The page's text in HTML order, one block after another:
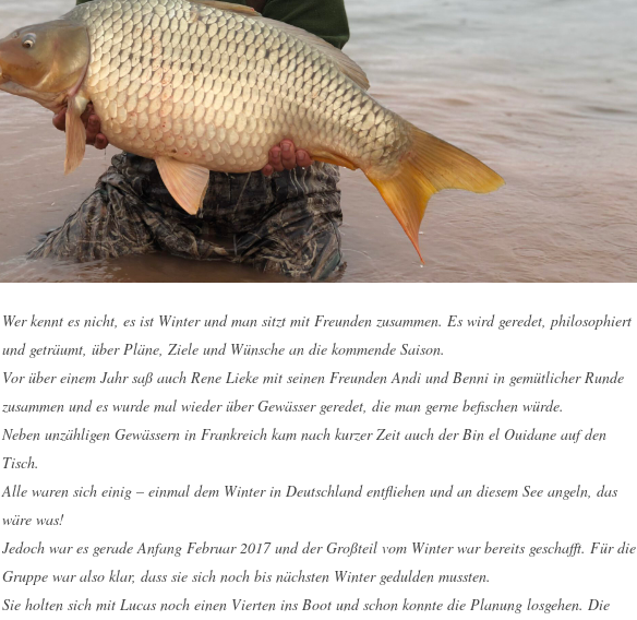
Wer kennt es nicht, es ist Winter und man sitzt mit Freunden zusammen. Es wird geredet, philosophiert
und geträumt, über Pläne, Ziele und Wünsche an die kommende Saison.
Vor über einem Jahr saß auch Rene Lieke mit seinen Freunden Andi und Benni in gemütlicher Runde
zusammen und es wurde mal wieder über Gewässer geredet, die man gerne befischen würde.
Neben unzähligen Gewässern in Frankreich kam nach kurzer Zeit auch der Bin el Ouidane auf den
Tisch.
Alle waren sich einig – einmal dem Winter in Deutschland entfliehen und an diesem See angeln, das
wäre was!
Jedoch war es gerade Anfang Februar 2017 und der Großteil vom Winter war bereits geschafft. Für die
Gruppe war also klar, dass sie sich noch bis nächsten Winter gedulden mussten.
Sie holten sich mit Lucas noch einen Vierten ins Boot und schon konnte die Planung losgehen. Die